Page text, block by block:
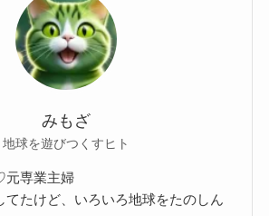
みもざ
地球を遊びつくすヒト
元専業主婦
てたけど、いろいろ地球をたのしん